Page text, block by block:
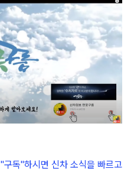
"구독"하시면 신차 소식을 빠르고